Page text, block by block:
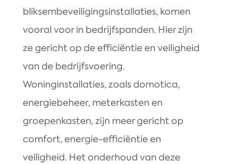
bliksembeveiligingsinstallaties, komen
vooral voor in bedrijfspanden. Hier zijn
ze gericht op de efficiëntie en veiligheid
van de bedrijfsvoering.
Woninginstallaties, zoals domotica,
energiebeheer, meterkasten en
groepenkasten, zijn meer gericht op
comfort, energie-efficiëntie en
veiligheid. Het onderhoud van deze